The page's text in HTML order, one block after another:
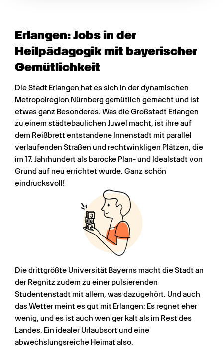
Erlangen: Jobs in der
Heilpädagogik mit bayerischer
Gemütlichkeit
Die Stadt Erlangen hat es sich in der dynamischen
Metropolregion Nürnberg gemütlich gemacht und ist
etwas ganz Besonderes. Was die Großstadt Erlangen
zu einem städtebaulichen Juwel macht, ist ihre auf
dem Reißbrett entstandene Innenstadt mit parallel
verlaufenden Straßen und rechtwinkligen Plätzen, die
im 17. Jahrhundert als barocke Plan- und Idealstadt von
Grund auf neu errichtet wurde. Ganz schön
eindrucksvoll!
Die drittgrößte Universität Bayerns macht die Stadt an
der Regnitz zudem zu einer pulsierenden
Studentenstadt mit allem, was dazugehört. Und auch
das Wetter meint es gut mit Erlangen: Es regnet eher
wenig, und es ist auch weniger kalt als im Rest des
Landes. Ein idealer Urlaubsort und eine
abwechslungsreiche Heimat also.